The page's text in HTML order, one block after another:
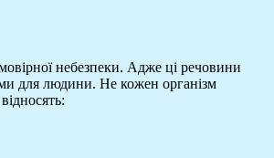
небезпеки. Адже ці речовини
для людини. Не кожен організм